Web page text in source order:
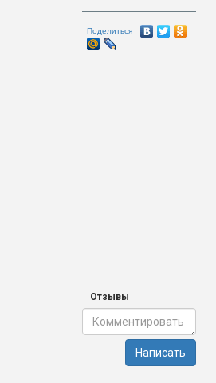
Поделиться
Отзывы
Написать